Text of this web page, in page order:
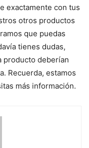
exactamente con tus
otros productos
que puedas
tienes dudas,
producto deberían
Recuerda, estamos
más información.